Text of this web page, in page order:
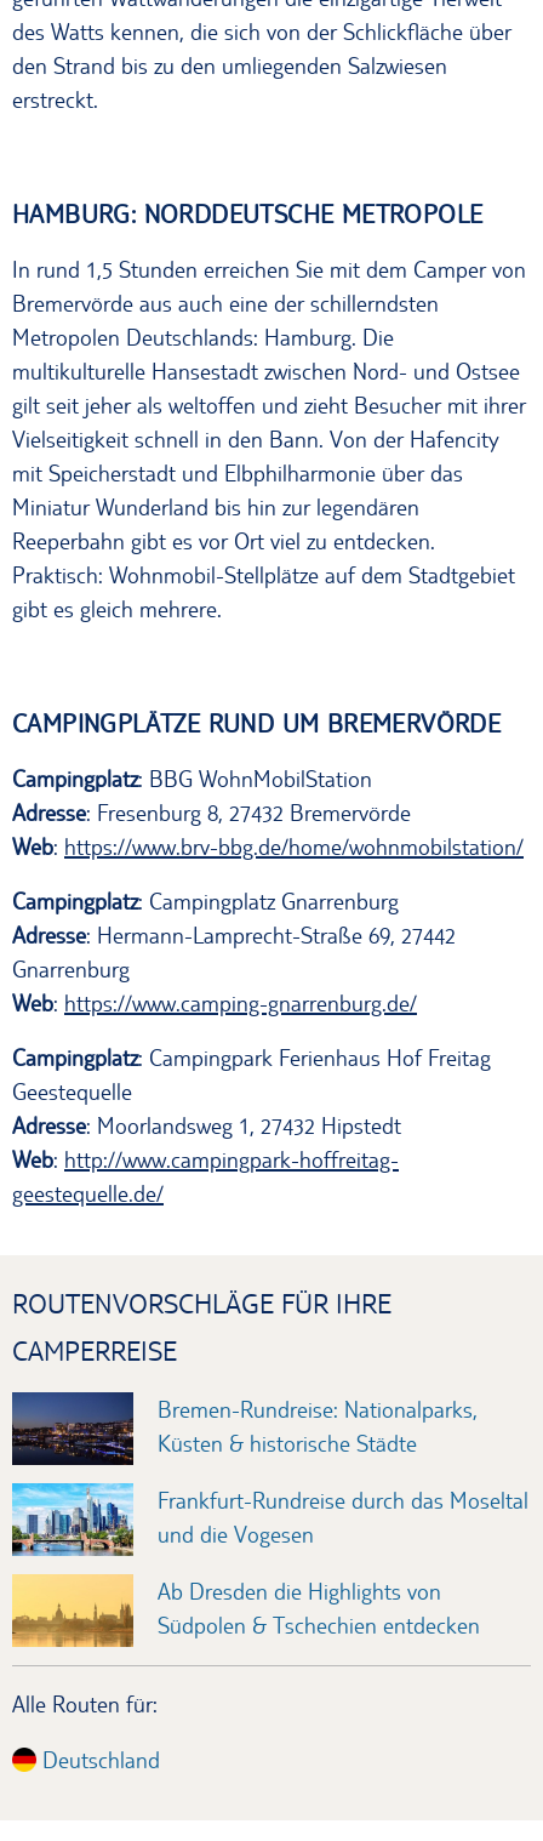
des Watts kennen, die sich von der Schlickfläche über
den Strand bis zu den umliegenden Salzwiesen
erstreckt.
HAMBURG: NORDDEUTSCHE METROPOLE
In rund 1,5 Stunden erreichen Sie mit dem Camper von
Bremervörde aus auch eine der schillerndsten
Metropolen Deutschlands: Hamburg. Die
multikulturelle Hansestadt zwischen Nord- und Ostsee
gilt seit jeher als weltoffen und zieht Besucher mit ihrer
Vielseitigkeit schnell in den Bann. Von der Hafencity
mit Speicherstadt und Elbphilharmonie über das
Miniatur Wunderland bis hin zur legendären
Reeperbahn gibt es vor Ort viel zu entdecken.
Praktisch: Wohnmobil-Stellplätze auf dem Stadtgebiet
gibt es gleich mehrere.
CAMPINGPLÄTZE RUND UM BREMERVÖRDE
Campingplatz: BBG WohnMobilStation
Adresse: Fresenburg 8, 27432 Bremervörde
Web: https://www.brv-bbg.de/home/wohnmobilstation/
Campingplatz: Campingplatz Gnarrenburg
Adresse: Hermann-Lamprecht-Straße 69, 27442
Gnarrenburg
Web: https://www.camping-gnarrenburg.de/
Campingplatz: Campingpark Ferienhaus Hof Freitag
Geestequelle
Adresse: Moorlandsweg 1, 27432 Hipstedt
Web: http://www.campingpark-hoffreitag-
geestequelle.de/
ROUTENVORSCHLÄGE FÜR IHRE
CAMPERREISE
Bremen-Rundreise: Nationalparks,
Küsten & historische Städte
Frankfurt-Rundreise durch das Moseltal
und die Vogesen
Ab Dresden die Highlights von
Südpolen & Tschechien entdecken
Alle Routen für:
Deutschland